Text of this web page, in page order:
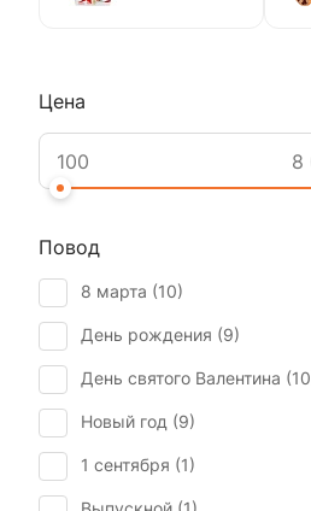
Цена
Повод
8 марта (10)
День рождения (9)
День святого Валентина (10
Новый год (9)
1 сентября (1)